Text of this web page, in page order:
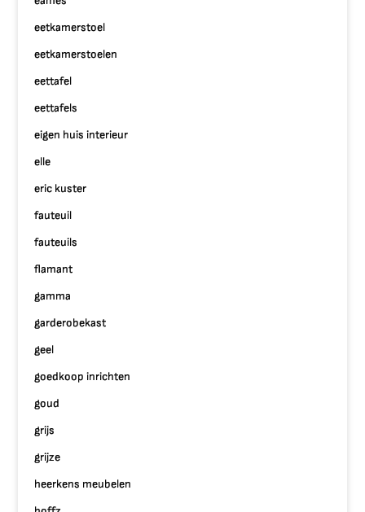
eetkamerstoel
eetkamerstoelen
eettafel
eettafels
eigen huis interieur
elle
eric kuster
fauteuil
fauteuils
flamant
gamma
garderobekast
geel
goedkoop inrichten
goud
grijs
grijze
heerkens meubelen